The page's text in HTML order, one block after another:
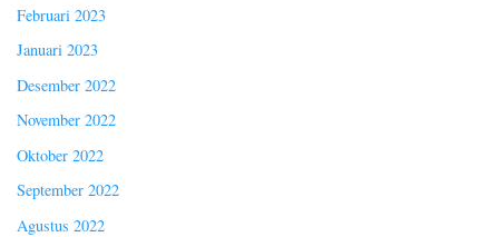
Februari 2023
Januari 2023
Desember 2022
November 2022
Oktober 2022
September 2022
Agustus 2022